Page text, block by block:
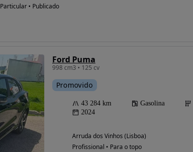
Particular • Publicado
Ford Puma
998 cm3 • 125 cv
Promovido
43 284 km Gasolina
2024
Arruda dos Vinhos (Lisboa)
Profissional • Para o topo